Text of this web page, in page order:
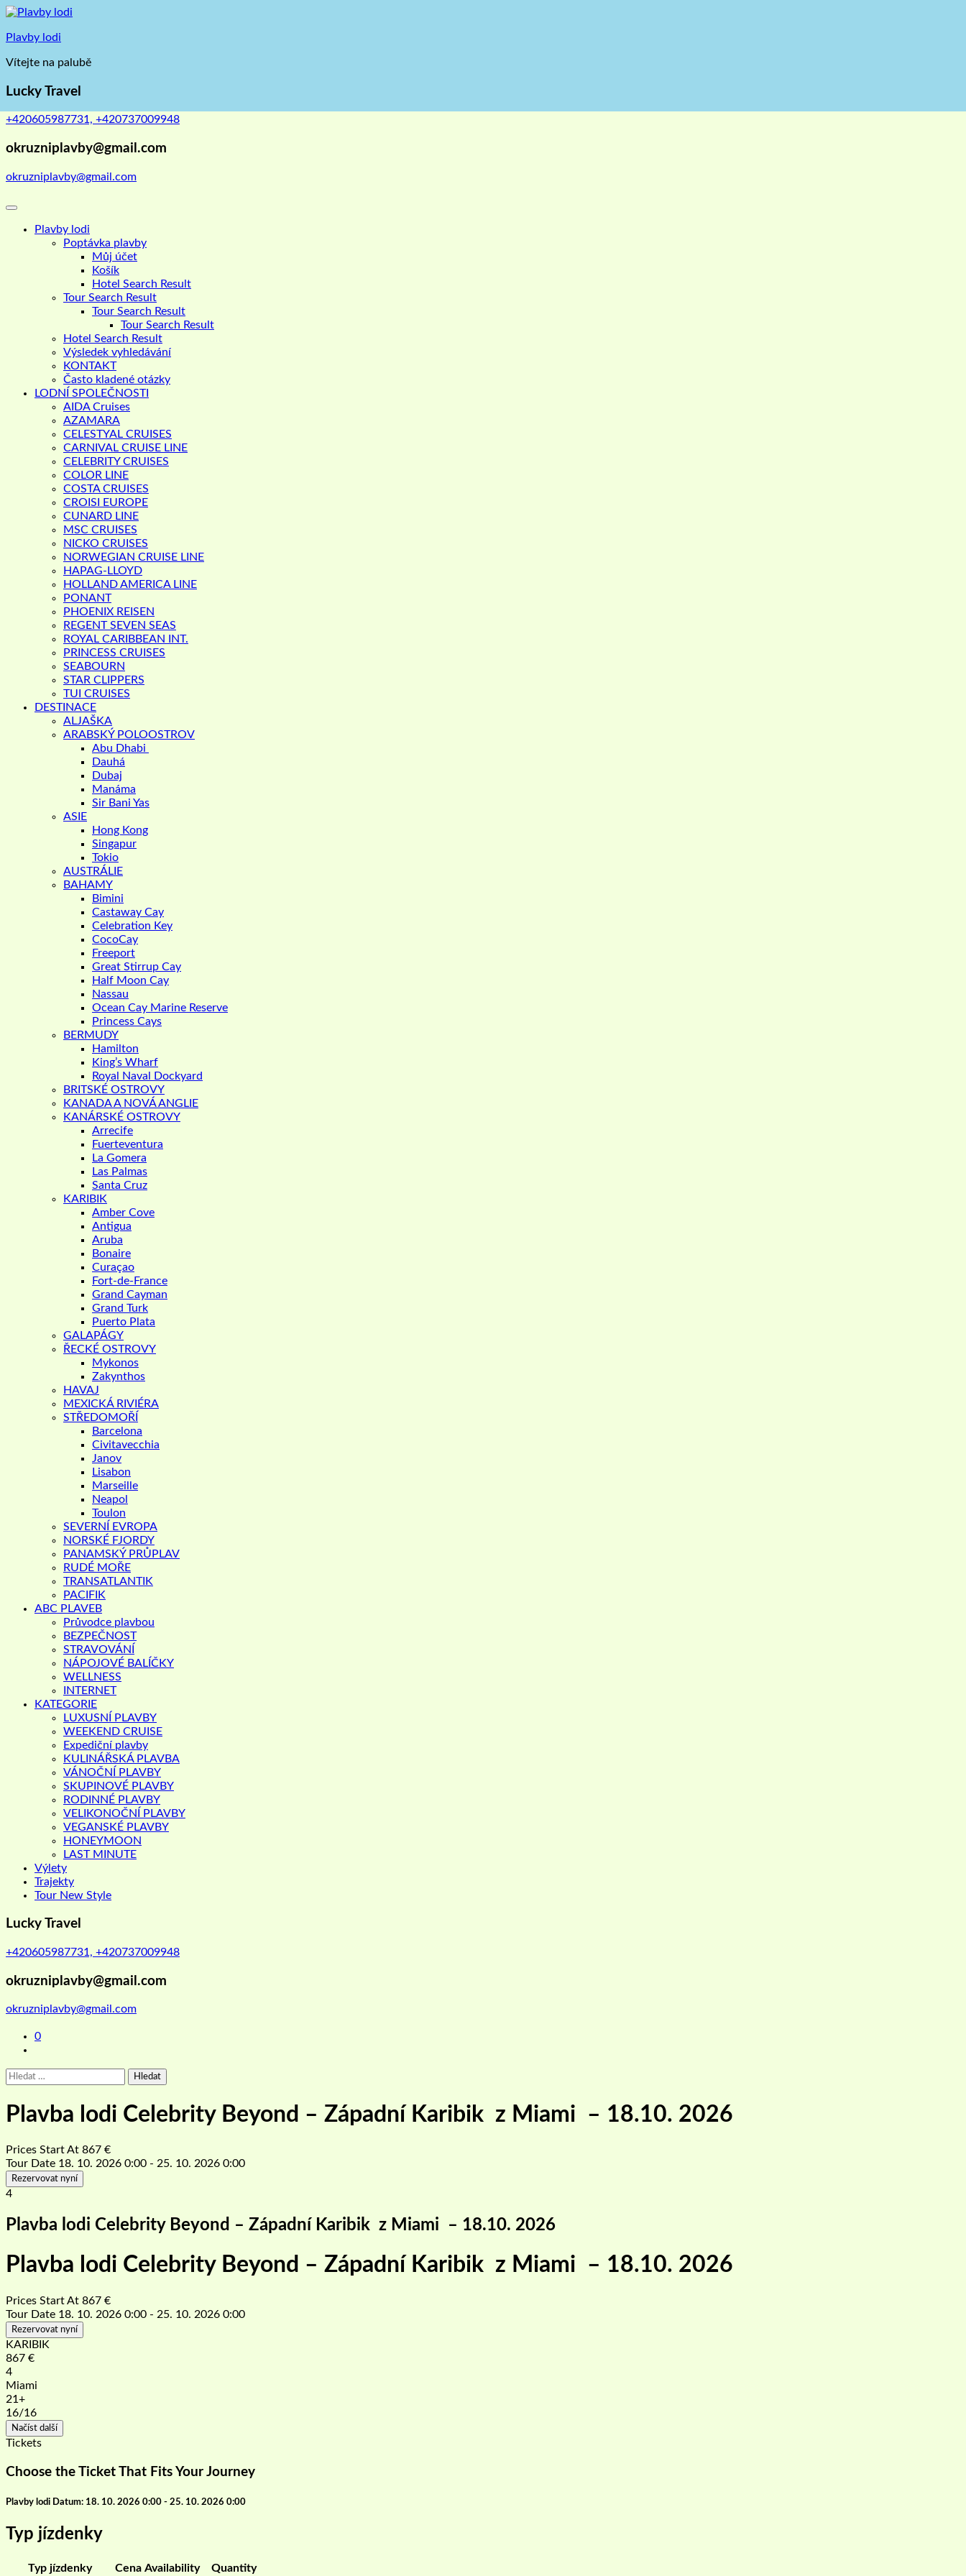
Skip
content
Plavby lodi
Vítejte na palubě
Lucky Travel
+420605987731, +420737009948
okruzniplavby@gmail.com
okruzniplavby@gmail.com
Plavby lodi
Poptávka plavby
Můj účet
Košík
Hotel Search Result
Tour Search Result
Tour Search Result
Tour Search Result
Hotel Search Result
Výsledek vyhledávání
KONTAKT
Často kladené otázky
LODNÍ SPOLEČNOSTI
AIDA Cruises
AZAMARA
CELESTYAL CRUISES
CARNIVAL CRUISE LINE
CELEBRITY CRUISES
COLOR LINE
COSTA CRUISES
CROISI EUROPE
CUNARD LINE
MSC CRUISES
NICKO CRUISES
NORWEGIAN CRUISE LINE
HAPAG-LLOYD
HOLLAND AMERICA LINE
PONANT
PHOENIX REISEN
REGENT SEVEN SEAS
ROYAL CARIBBEAN INT.
PRINCESS CRUISES
SEABOURN
STAR CLIPPERS
TUI CRUISES
DESTINACE
ALJAŠKA
ARABSKÝ POLOOSTROV
Abu Dhabi
Dauhá
Dubaj
Manáma
Sir Bani Yas
ASIE
Hong Kong
Singapur
Tokio
AUSTRÁLIE
BAHAMY
Bimini
Castaway Cay
Celebration Key
CocoCay
Freeport
Great Stirrup Cay
Half Moon Cay
Nassau
Ocean Cay Marine Reserve
Princess Cays
BERMUDY
Hamilton
King’s Wharf
Royal Naval Dockyard
BRITSKÉ OSTROVY
KANADA A NOVÁ ANGLIE
KANÁRSKÉ OSTROVY
Arrecife
Fuerteventura
La Gomera
Las Palmas
Santa Cruz
KARIBIK
Amber Cove
Antigua
Aruba
Bonaire
Curaçao
Fort-de-France
Grand Cayman
Grand Turk
Puerto Plata
GALAPÁGY
ŘECKÉ OSTROVY
Mykonos
Zakynthos
HAVAJ
MEXICKÁ RIVIÉRA
STŘEDOMOŘÍ
Barcelona
Civitavecchia
Janov
Lisabon
Marseille
Neapol
Toulon
SEVERNÍ EVROPA
NORSKÉ FJORDY
PANAMSKÝ PRŮPLAV
RUDÉ MOŘE
TRANSATLANTIK
PACIFIK
ABC PLAVEB
Průvodce plavbou
BEZPEČNOST
STRAVOVÁNÍ
NÁPOJOVÉ BALÍČKY
WELLNESS
INTERNET
KATEGORIE
LUXUSNÍ PLAVBY
WEEKEND CRUISE
Expediční plavby
KULINÁŘSKÁ PLAVBA
VÁNOČNÍ PLAVBY
SKUPINOVÉ PLAVBY
RODINNÉ PLAVBY
VELIKONOČNÍ PLAVBY
VEGANSKÉ PLAVBY
HONEYMOON
LAST MINUTE
Výlety
Trajekty
Tour New Style
Lucky Travel
+420605987731, +420737009948
okruzniplavby@gmail.com
okruzniplavby@gmail.com
0
Vyhledávání
Plavba lodi Celebrity Beyond – Západní Karibik z Miami – 18.10. 2026
Prices Start At 867 €
Tour Date 18. 10. 2026 0:00 - 25. 10. 2026 0:00
Rezervovat nyní
4
Plavba lodi Celebrity Beyond – Západní Karibik z Miami – 18.10. 2026
Plavba lodi Celebrity Beyond – Západní Karibik z Miami – 18.10. 2026
Prices Start At 867 €
Tour Date 18. 10. 2026 0:00 - 25. 10. 2026 0:00
Rezervovat nyní
KARIBIK
867 €
4
Miami
21+
16/16
Načíst další
Tickets
Choose the Ticket That Fits Your Journey
Plavby lodi Datum: 18. 10. 2026 0:00 - 25. 10. 2026 0:00
Typ jízdenky
Typ jízdenky Cena Availability Quantity